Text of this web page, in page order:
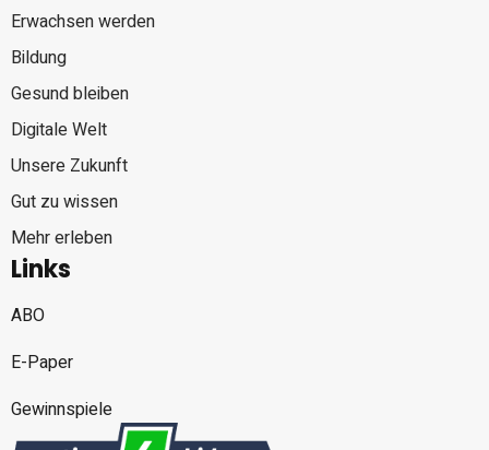
Erwachsen werden
Bildung
Gesund bleiben
Digitale Welt
Unsere Zukunft
Gut zu wissen
Mehr erleben
Links
ABO
E-Paper
Gewinnspiele